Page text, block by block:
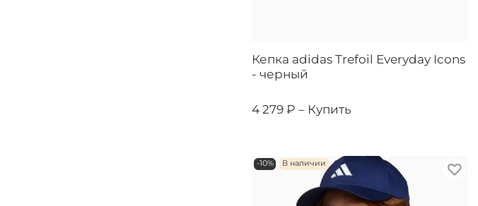
Кепка adidas Trefoil Everyday Icons
- черный
4 279 ₽ – Купить
-10% В наличии